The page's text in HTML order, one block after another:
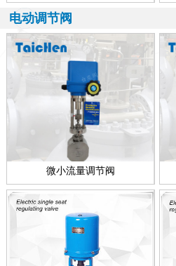
电动调节阀
微小流量调节阀